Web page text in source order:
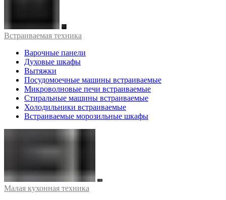
Встраиваемая техника
Варочные панели
Духовые шкафы
Вытяжки
Посудомоечные машины встраиваемые
Микроволновые печи встраиваемые
Стиральные машины встраиваемые
Холодильники встраиваемые
Встраиваемые морозильные шкафы
Малая кухонная техника